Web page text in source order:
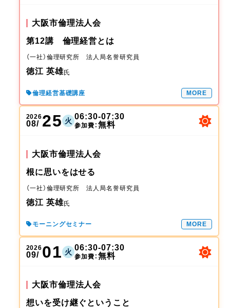
大阪市倫理法人会
第12講 倫理経営とは
（一社）倫理研究所 法人局名誉研究員
徳江 英雄氏
倫理経営基礎講座 MORE
2026
08/ 25 火 06:30-07:30
参加費：無料
大阪市倫理法人会
根に思いをはせる
（一社）倫理研究所 法人局名誉研究員
徳江 英雄氏
モーニングセミナー MORE
2026
09/ 01 火 06:30-07:30
参加費：無料
大阪市倫理法人会
想いを受け継ぐということ